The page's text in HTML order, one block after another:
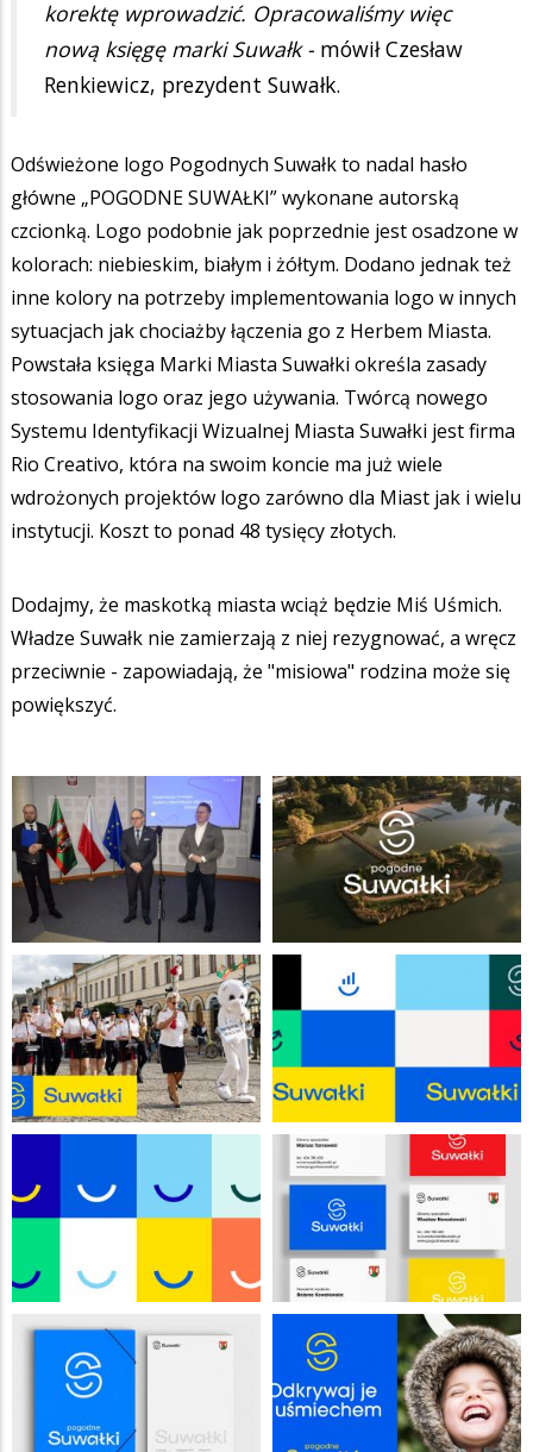
korektę wprowadzić. Opracowaliśmy więc
nową księgę marki Suwałk - mówił Czesław
Renkiewicz, prezydent Suwałk.
Odświeżone logo Pogodnych Suwałk to nadal hasło
główne „POGODNE SUWAŁKI” wykonane autorską
czcionką. Logo podobnie jak poprzednie jest osadzone w
kolorach: niebieskim, białym i żółtym. Dodano jednak też
inne kolory na potrzeby implementowania logo w innych
sytuacjach jak chociażby łączenia go z Herbem Miasta.
Powstała księga Marki Miasta Suwałki określa zasady
stosowania logo oraz jego używania. Twórcą nowego
Systemu Identyfikacji Wizualnej Miasta Suwałki jest firma
Rio Creativo, która na swoim koncie ma już wiele
wdrożonych projektów logo zarówno dla Miast jak i wielu
instytucji. Koszt to ponad 48 tysięcy złotych.
Dodajmy, że maskotką miasta wciąż będzie Miś Uśmich.
Władze Suwałk nie zamierzają z niej rezygnować, a wręcz
przeciwnie - zapowiadają, że "misiowa" rodzina może się
powiększyć.